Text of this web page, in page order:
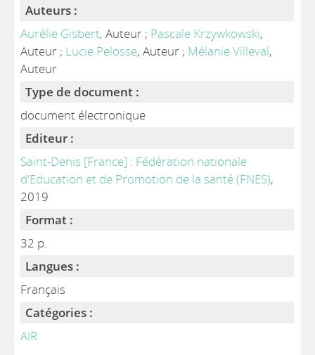
Auteurs :
Aurélie Gisbert, Auteur ; Pascale Krzywkowski,
Auteur ; Lucie Pelosse, Auteur ; Mélanie Villeval,
Auteur
Type de document :
document électronique
Editeur :
Saint-Denis [France] : Fédération nationale
d'Education et de Promotion de la santé (FNES),
2019
Format :
32 p.
Langues :
Français
Catégories :
AIR